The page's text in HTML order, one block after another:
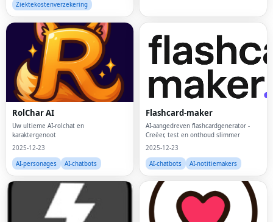
Ziektekostenverzekering
RolChar AI
Uw ultieme AI-rolchat en
karaktergenoot
2025-12-23
AI-personages
AI-chatbots
Flashcard-maker
AI-aangedreven flashcardgenerator -
Creëer, test en onthoud slimmer
2025-12-23
AI-chatbots
AI-notitiemakers